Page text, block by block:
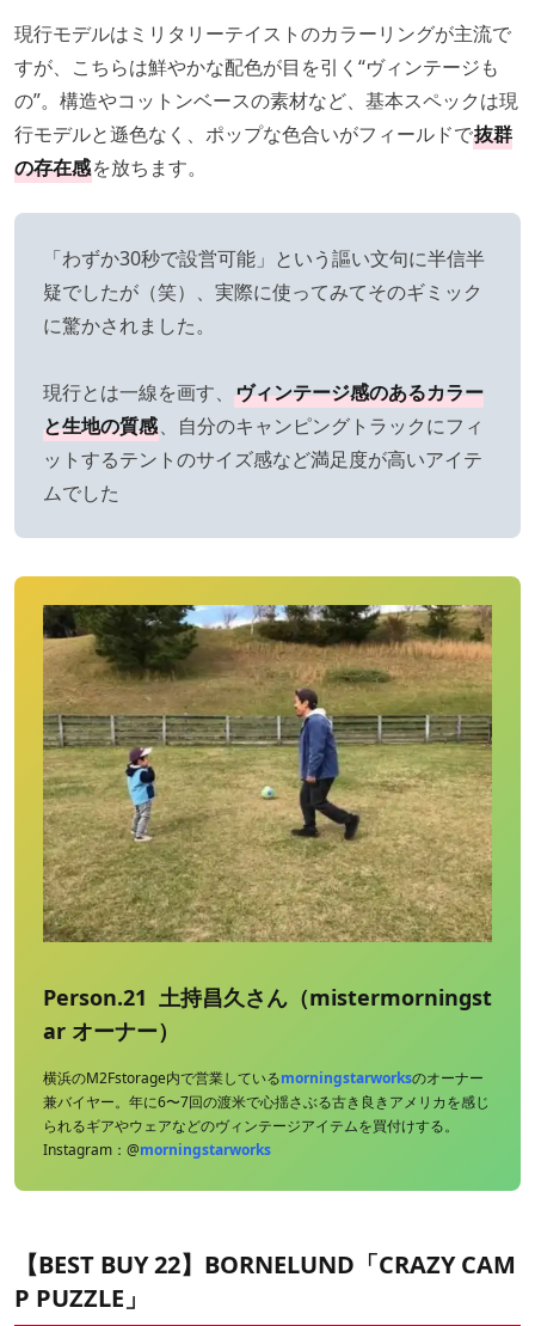
現行モデルはミリタリーテイストのカラーリングが主流で
すが、こちらは鮮やかな配色が目を引く“ヴィンテージも
の”。構造やコットンベースの素材など、基本スペックは現
行モデルと遜色なく、ポップな色合いがフィールドで抜群
の存在感を放ちます。
「わずか30秒で設営可能」という謳い文句に半信半
疑でしたが（笑）、実際に使ってみてそのギミック
に驚かされました。
現行とは一線を画す、 ヴィンテージ感のあるカラー
と生地の質感、自分のキャンピングトラックにフィ
ットするテントのサイズ感など満足度が高いアイテ
ムでした
Person.21 土持昌久さん（mistermorningst
ar オーナー）
横浜のM2Fstorage内で営業しているmorningstarworksのオーナー
兼バイヤー。年に6〜7回の渡米で心揺さぶる古き良きアメリカを感じ
られるギアやウェアなどのヴィンテージアイテムを買付けする。
Instagram：@morningstarworks
【BEST BUY 22】BORNELUND「CRAZY CAM
P PUZZLE」